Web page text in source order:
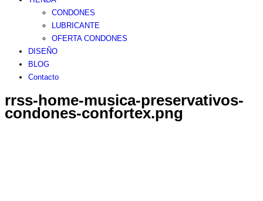
CONDONES
LUBRICANTE
OFERTA CONDONES
DISEÑO
BLOG
Contacto
rrss-home-musica-preservativos-
condones-confortex.png